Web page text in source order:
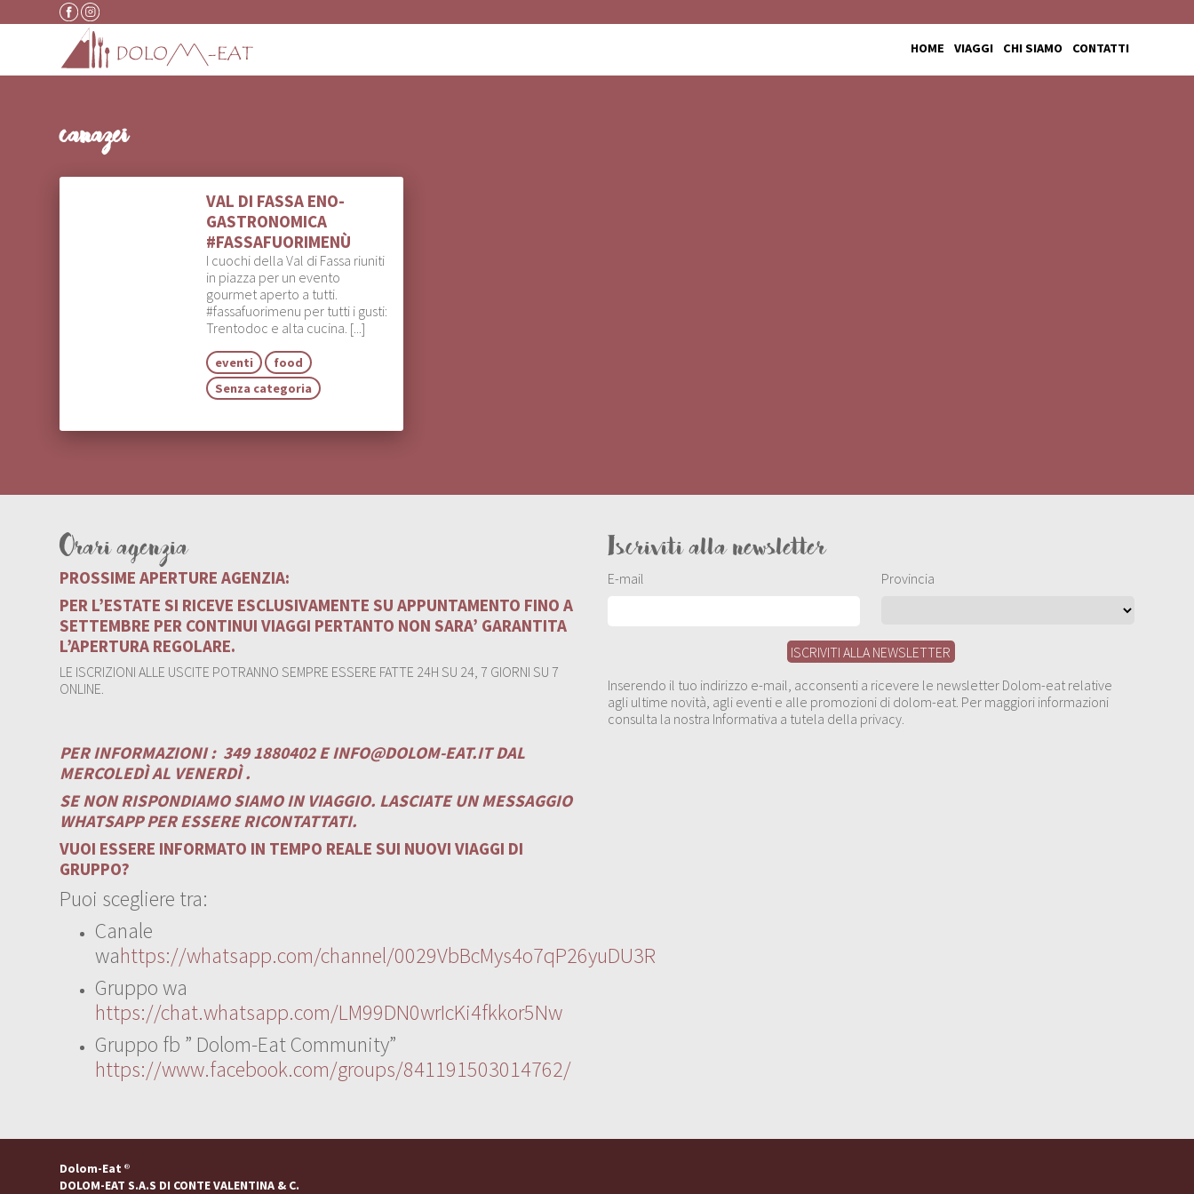
Vai al contenuto
HOME VIAGGI CHI SIAMO CONTATTI
canazei
VAL DI FASSA ENO-
GASTRONOMICA
#FASSAFUORIMENÙ
I cuochi della Val di Fassa riuniti
in piazza per un evento
gourmet aperto a tutti.
#fassafuorimenu per tutti i gusti:
Trentodoc e alta cucina. [...]
eventi
food
Senza categoria
Orari agenzia
PROSSIME APERTURE AGENZIA:
PER L’ESTATE SI RICEVE ESCLUSIVAMENTE SU APPUNTAMENTO FINO A
SETTEMBRE PER CONTINUI VIAGGI PERTANTO NON SARA’ GARANTITA
L’APERTURA REGOLARE.
LE ISCRIZIONI ALLE USCITE POTRANNO SEMPRE ESSERE FATTE 24H SU 24, 7 GIORNI SU 7
ONLINE.
PER INFORMAZIONI : 349 1880402 EINFO@DOLOM-EAT.ITDAL
MERCOLEDÌ AL VENERDÌ .
SE NON RISPONDIAMO SIAMO IN VIAGGIO. LASCIATE UN MESSAGGIO
WHATSAPP PER ESSERE RICONTATTATI.
VUOI ESSERE INFORMATO IN TEMPO REALE SUI NUOVI VIAGGI DI
GRUPPO?
Puoi scegliere tra:
Canale
wahttps://whatsapp.com/channel/0029VbBcMys4o7qP26yuDU3R
Gruppo wa
https://chat.whatsapp.com/LM99DN0wrIcKi4fkkor5Nw
Gruppo fb ” Dolom-Eat Community”
https://www.facebook.com/groups/841191503014762/
Iscriviti alla newsletter
E-mail Provincia
Inserendo il tuo indirizzo e-mail, acconsenti a ricevere le newsletter Dolom-eat relative
agli ultime novità, agli eventi e alle promozioni di dolom-eat. Per maggiori informazioni
consulta la nostra Informativa a tutela della privacy.
Dolom-Eat ®
DOLOM-EAT S.A.S DI CONTE VALENTINA & C.